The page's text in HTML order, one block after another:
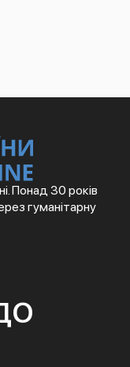
Понад 30 років
гуманітарну